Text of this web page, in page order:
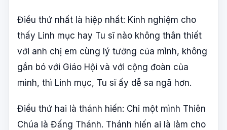
Điều thứ nhất là hiệp nhất: Kinh nghiệm cho
thấy Linh mục hay Tu sĩ nào không thân thiết
với anh chị em cùng lý tưởng của mình, không
gắn bó với Giáo Hội và với cộng đoàn của
mình, thì Linh mục, Tu sĩ ấy dễ sa ngã hơn.
Điều thứ hai là thánh hiến: Chỉ một mình Thiên
Chúa là Đấng Thánh. Thánh hiến ai là làm cho